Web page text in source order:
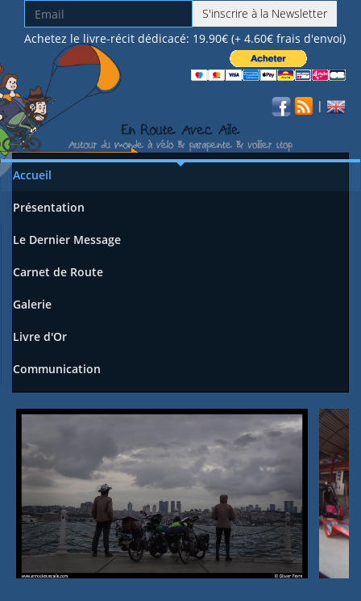
S'inscrire à la Newsletter
Achetez le livre-récit dédicacé: 19.90€ (+ 4.60€ frais d'envoi)
|
Accueil
Présentation
Le Dernier Message
Carnet de Route
Galerie
Livre d'Or
Communication